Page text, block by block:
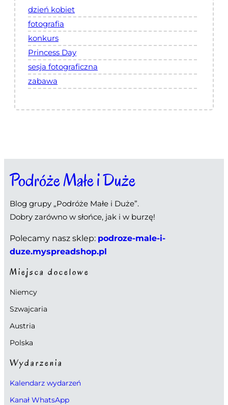
dzień kobiet
fotografia
konkurs
Princess Day
sesja fotograficzna
zabawa
Podróże Małe i Duże
Blog grupy „Podróże Małe i Duże”.
Dobry zarówno w słońce, jak i w burzę!
Polecamy nasz sklep: podroze-male-i-
duze.myspreadshop.pl
Miejsca docelowe
Niemcy
Szwajcaria
Austria
Polska
Wydarzenia
Kalendarz wydarzeń
Kanał WhatsApp